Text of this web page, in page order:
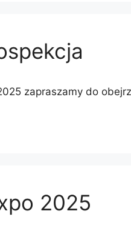
zapraszamy do
2025